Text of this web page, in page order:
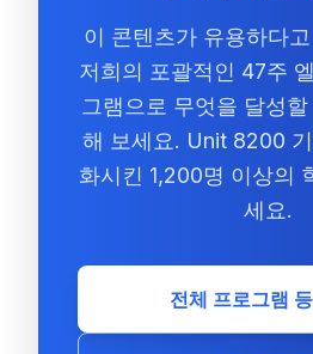
이 콘텐츠가 유용하다
저희의 포괄적인 47주
그램으로 무엇을 달성
해 보세요. Unit 8200
화시킨 1,200명 이상의
세요.
전체 프로그램